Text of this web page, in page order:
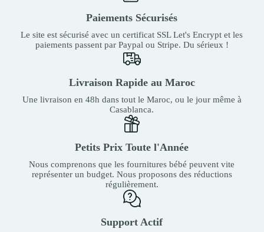
Paiements Sécurisés
Le site est sécurisé avec un certificat SSL Let's Encrypt et les
paiements passent par Paypal ou Stripe. Du sérieux !
Livraison Rapide au Maroc
Une livraison en 48h dans tout le Maroc, ou le jour même à
Casablanca.
Petits Prix Toute l'Année
Nous comprenons que les fournitures bébé peuvent vite
représenter un budget. Nous proposons des réductions
régulièrement.
Support Actif